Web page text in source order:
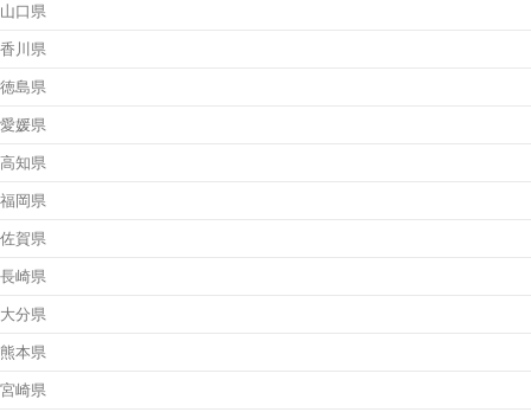
山口県
香川県
徳島県
愛媛県
高知県
福岡県
佐賀県
長崎県
大分県
熊本県
宮崎県